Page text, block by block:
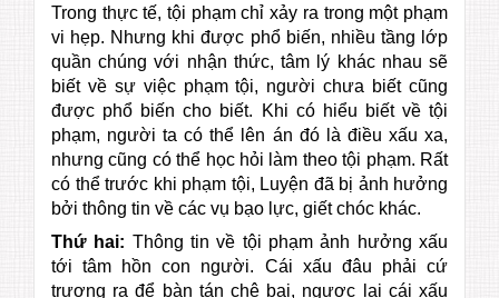
Trong thực tế, tội phạm chỉ xảy ra trong một phạm
vi hẹp. Nhưng khi được phổ biến, nhiều tầng lớp
quần chúng với nhận thức, tâm lý khác nhau sẽ
biết về sự việc phạm tội, người chưa biết cũng
được phổ biến cho biết. Khi có hiểu biết về tội
phạm, người ta có thể lên án đó là điều xấu xa,
nhưng cũng có thể học hỏi làm theo tội phạm. Rất
có thể trước khi phạm tội, Luyện đã bị ảnh hưởng
bởi thông tin về các vụ bạo lực, giết chóc khác.
Thứ hai: Thông tin về tội phạm ảnh hưởng xấu
tới tâm hồn con người. Cái xấu đâu phải cứ
trương ra để bàn tán chê bai, ngược lại cái xấu